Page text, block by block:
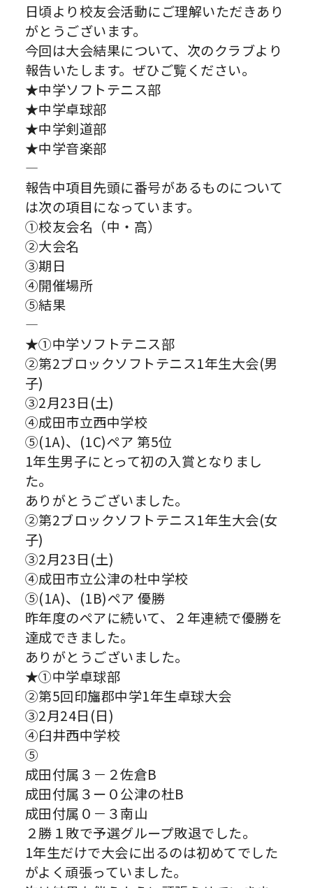
日頃より校友会活動にご理解いただきあり
がとうございます。
今回は大会結果について、次のクラブより
報告いたします。ぜひご覧ください。
★中学ソフトテニス部
★中学卓球部
★中学剣道部
★中学音楽部
—
報告中項目先頭に番号があるものについて
は次の項目になっています。
①校友会名（中・高）
②大会名
③期日
④開催場所
⑤結果
—
★①中学ソフトテニス部
②第2ブロックソフトテニス1年生大会(男
子)
③2月23日(土)
④成田市立西中学校
⑤(1A)、(1C)ペア 第5位
1年生男子にとって初の入賞となりまし
た。
ありがとうございました。
②第2ブロックソフトテニス1年生大会(女
子)
③2月23日(土)
④成田市立公津の杜中学校
⑤(1A)、(1B)ペア 優勝
昨年度のペアに続いて、２年連続で優勝を
達成できました。
ありがとうございました。
★①中学卓球部
②第5回印旛郡中学1年生卓球大会
③2月24日(日)
④臼井西中学校
⑤
成田付属３－２佐倉B
成田付属３ー０公津の杜B
成田付属０－３南山
２勝１敗で予選グループ敗退でした。
1年生だけで大会に出るのは初めてでした
がよく頑張っていました。